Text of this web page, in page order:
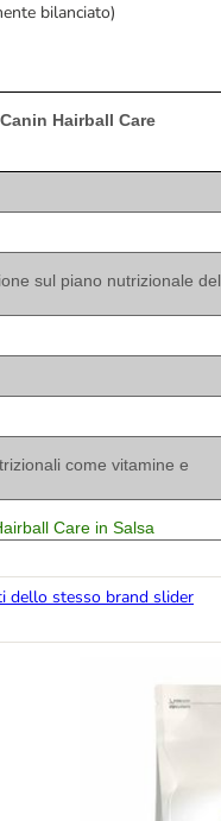
bilanciato)
Hairball Care
sul piano nutrizionale del
come vitamine e
Care in Salsa
dello stesso brand slider